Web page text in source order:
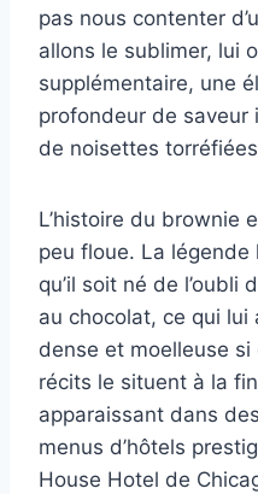
pas nous contenter
allons le sublimer, lui
supplémentaire, une
profondeur de saveur
de noisettes
L’histoire du brownie
peu floue. La
qu’il soit né de l’oubli
au chocolat, ce qui
dense et moelleuse si
récits le situent à la
apparaissant dans
menus d’hôtels
House Hotel de